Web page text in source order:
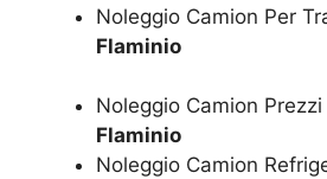
Noleggio Camion Per
Flaminio
Noleggio Camion Prezzi
Flaminio
Noleggio Camion